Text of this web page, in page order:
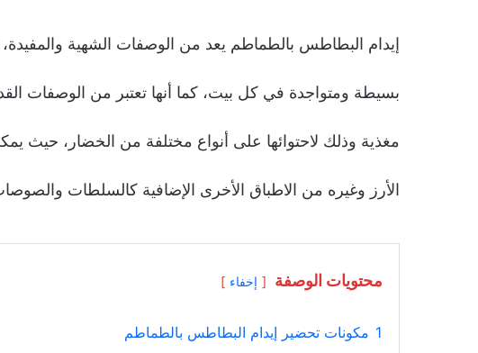
إيدام البطاطس بالطماطم يعد من الوصفات الشهية
بسيطة ومتواجدة في كل بيت، كما أنها تعتبر من الوصفات
مغذية وذلك لاحتوائها على أنواع مختلفة من الخضار، حيث
الأرز وغيره من الاطباق الأخرى الإضافية كالسلطات
محتويات الوصفة إخفاء
1 مكونات تحضير إيدام البطاطس بالطماطم